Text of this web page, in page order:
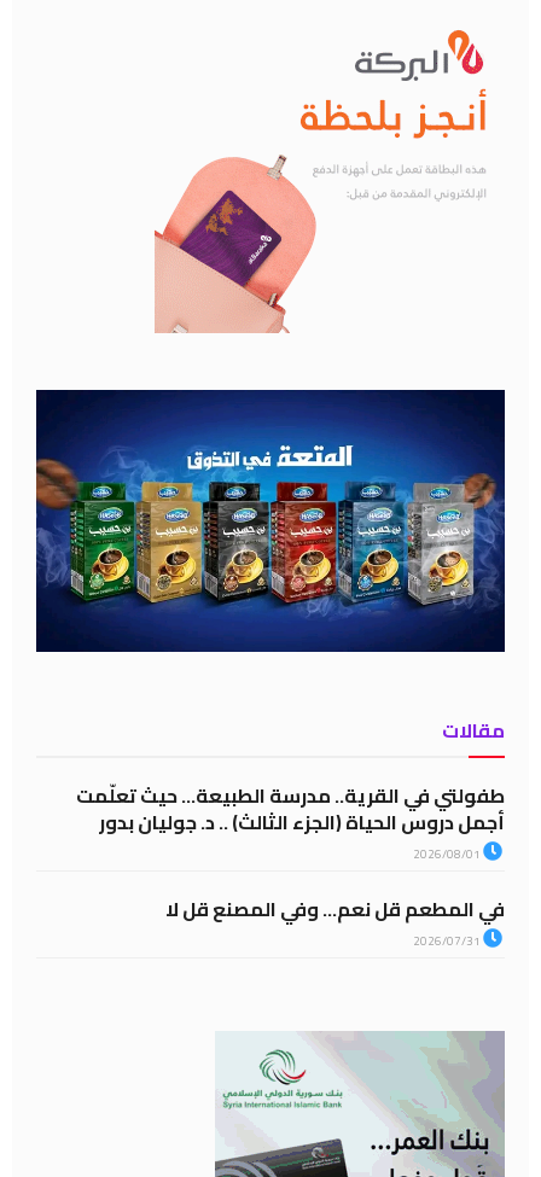
مقالات
طفولتي في القرية.. مدرسة الطبيعة… حيث تعلّمت
أجمل دروس الحياة (الجزء الثالث) .. د. جوليان بدور
في المطعم قل نعم… وفي المصنع قل لا